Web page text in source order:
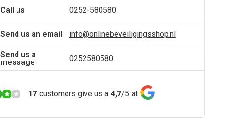
Call us 0252-580580
Send us an email info@onlinebeveiligingsshop.nl
Send us a
message
0252580580
17 customers give us a 4,7/5 at